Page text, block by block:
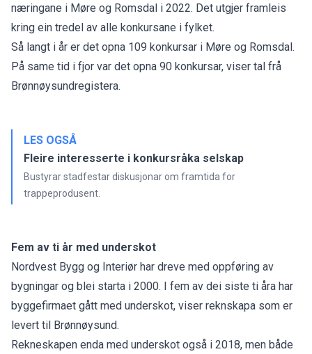
næringane i Møre og Romsdal i 2022. Det utgjer framleis
kring ein tredel av alle konkursane i fylket.
Så langt i år er det opna 109 konkursar i Møre og Romsdal.
På same tid i fjor var det opna 90 konkursar, viser tal frå
Brønnøysundregistera.
LES OGSÅ
Fleire interesserte i konkursråka selskap
Bustyrar stadfestar diskusjonar om framtida for
trappeprodusent.
Fem av ti år med underskot
Nordvest Bygg og Interiør har dreve med oppføring av
bygningar og blei starta i 2000. I fem av dei siste ti åra har
byggefirmaet gått med underskot, viser reknskapa som er
levert til Brønnøysund.
Rekneskapen enda med underskot også i 2018, men både